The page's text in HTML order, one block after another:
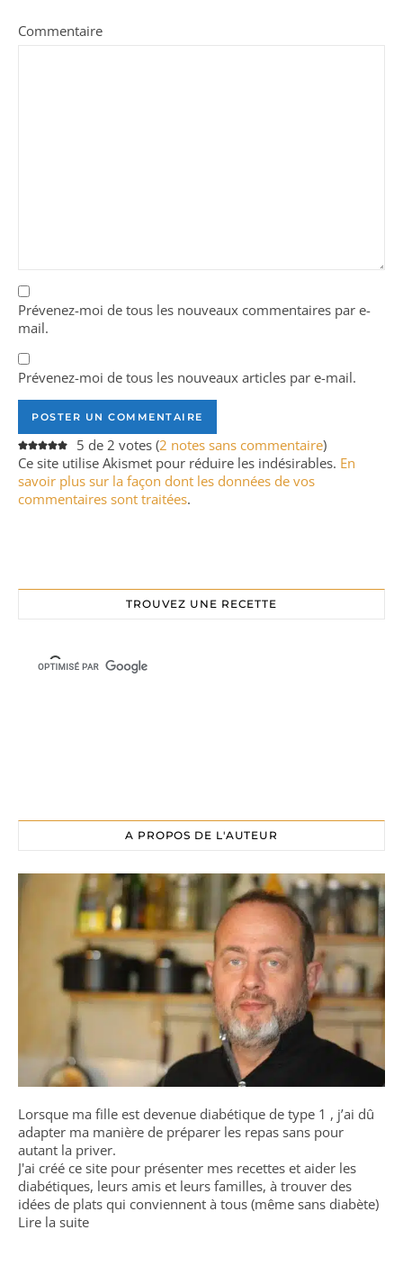
Commentaire
Prévenez-moi de tous les nouveaux commentaires par e-
mail.
Prévenez-moi de tous les nouveaux articles par e-mail.
5 de 2 votes (2 notes sans commentaire)
Ce site utilise Akismet pour réduire les indésirables. En
savoir plus sur la façon dont les données de vos
commentaires sont traitées.
TROUVEZ UNE RECETTE
A PROPOS DE L'AUTEUR
Lorsque ma fille est devenue diabétique de type 1 , j’ai dû
adapter ma manière de préparer les repas sans pour
autant la priver.
J'ai créé ce site pour présenter mes recettes et aider les
diabétiques, leurs amis et leurs familles, à trouver des
idées de plats qui conviennent à tous (même sans diabète)
Lire la suite